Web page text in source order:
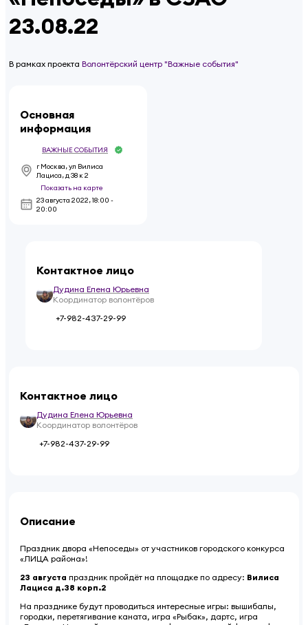
23.08.22
В рамках проекта Волонтёрский центр "Важные события"
Основная
информация
ВАЖНЫЕ СОБЫТИЯ
г Москва, ул Вилиса
Лациса, д 38 к 2
Показать на карте
23 августа 2022,18:00 -
20:00
Контактное лицо
Дудина Елена Юрьевна
Координатор волонтёров
+7-982-437-29-99
Контактное лицо
Дудина Елена Юрьевна
Координатор волонтёров
+7-982-437-29-99
Описание
Праздник двора «Непоседы» от участников городского конкурса
«ЛИЦА района»!
23 августа праздник пройдёт на площадке по адресу: Вилиса
Лациса д.38 корп.2
На празднике будут проводиться интересные игры: вышибалы,
городки, перетягивание каната, игра «Рыбак», дартс, игра